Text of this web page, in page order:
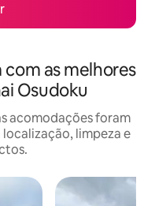
as melhores
Osudoku
acomodações foram
limpeza e